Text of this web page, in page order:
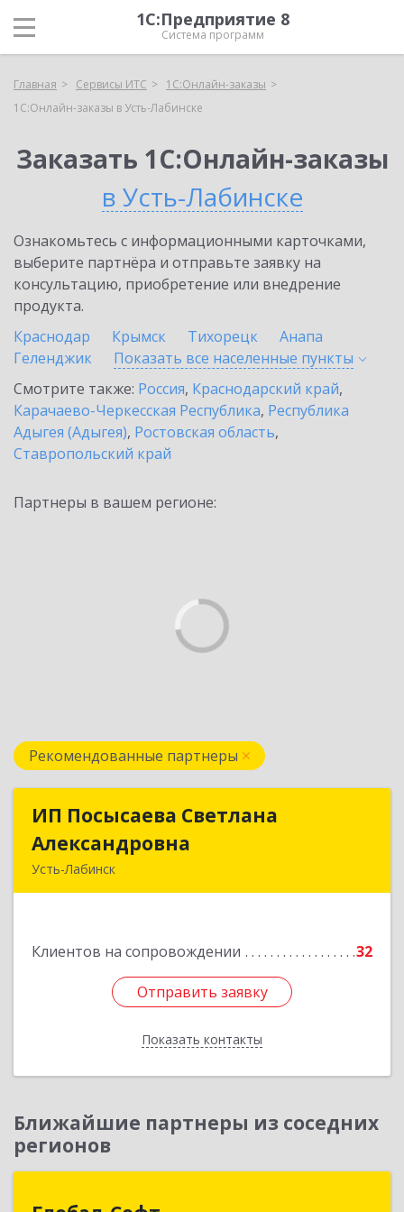
1С:Предприятие 8
Система программ
Главная Сервисы ИТС
1С:Онлайн-заказы
1С:Онлайн-заказы в Усть-Лабинске
Заказать 1С:Онлайн-заказы
в Усть-Лабинске
Ознакомьтесь с информационными карточками,
выберите партнёра и отправьте заявку на
консультацию, приобретение или внедрение
продукта.
Краснодар
Крымск Тихорецк
Анапа
Геленджик
Показать все населенные пункты
Смотрите также: Россия, Краснодарский край,
Карачаево-Черкесская Республика, Республика
Адыгея (Адыгея), Ростовская область,
Ставропольский край
Партнеры в вашем регионе:
Рекомендованные партнеры
ИП Посысаева Светлана
Александровна
Усть-Лабинск
Клиентов на сопровождении 32
Отправить заявку
Показать контакты
ИП Посысаева Светлана
Подробнее
Отправить заявку
Назад
Ближайшие партнеры из соседних
регионов